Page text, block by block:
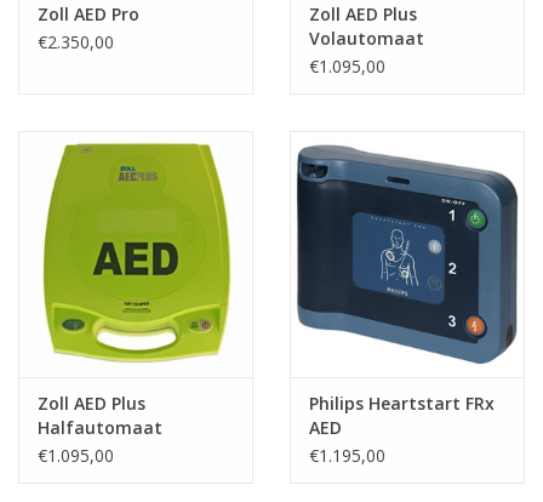
Zoll AED Pro
€2.350,00
Zoll AED Plus
Volautomaat
€1.095,00
Zoll AED Plus
Halfautomaat
€1.095,00
Philips Heartstart FRx
AED
€1.195,00